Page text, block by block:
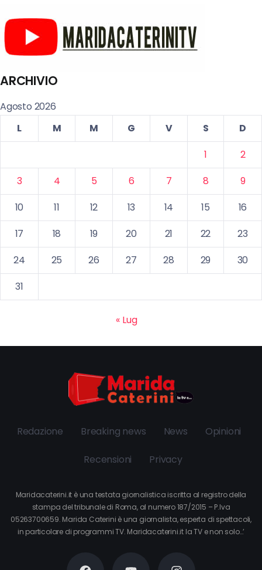
ARCHIVIO
Agosto 2026
L
M M G V S
D
1
2
3
4 5 6 7 8
9
10
11 12 13 14 15
16
17
18 19 20 21 22
23
24
25 26 27 28 29
30
31
« Lug
Redazione Breaking news News Opinioni
Recensioni Privacy
Maridacaterini.it è una testata giornalistica iscritta al registro della
stampa del tribunale di Roma, al numero 187/2015 – P.Iva
05263700659. Marida Caterini è una giornalista, esperta di spettacoli,
in particolare di programmi TV. Maridacaterini.it la TV e non solo…’